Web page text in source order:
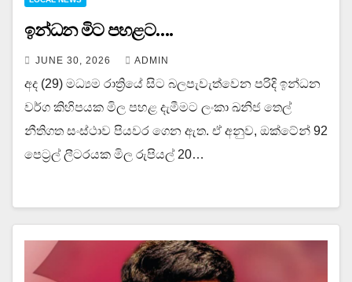
ඉන්ධන මිට පහළට….
JUNE 30, 2026 ADMIN
අද (29) මධ්‍යම රාත්‍රියේ සිට බලපැවැත්වෙන පරිදි ඉන්ධන
වර්ග කිහිපයක මිල පහළ දැමීමට ලංකා ඛනිජ තෙල්
නීතිගත සංස්ථාව පියවර ගෙන ඇත. ඒ අනුව, ඔක්ටේන් 92
පෙට්‍රල් ලීටරයක මිල රුපියල් 20…